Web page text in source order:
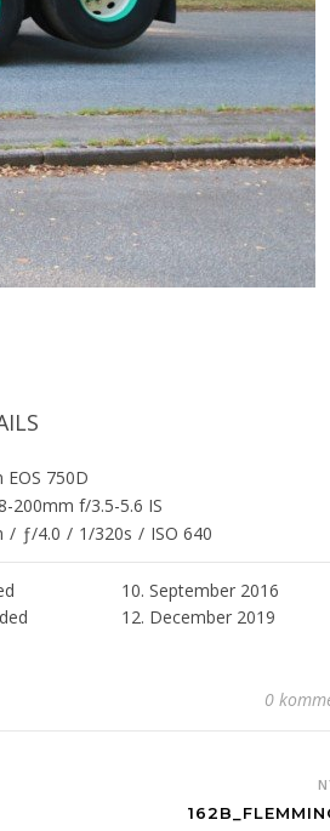
EOS 750D
200mm f/3.5-5.6 IS
/ ƒ/4.0 / 1/320s / ISO 640
10. September 2016
12. December 2019
0